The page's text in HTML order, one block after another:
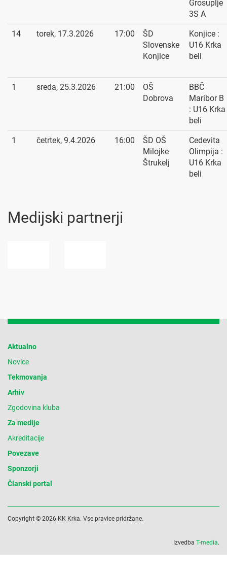
Grosuplje
3S A
14 torek, 17.3.2026 17:00
ŠD
Slovenske
Konjice
Konjice :
U16 Krka
beli
1 sreda, 25.3.2026 21:00
OŠ
Dobrova
BBČ
Maribor B
: U16 Krka
beli
1 četrtek, 9.4.2026 16:00
ŠD OŠ
Milojke
Štrukelj
Cedevita
Olimpija :
U16 Krka
beli
Medijski partnerji
Aktualno
Novice
Tekmovanja
Arhiv
Zgodovina kluba
Za medije
Akreditacije
Povezave
Sponzorji
Članski portal
Copyright © 2026 KK Krka. Vse pravice pridržane.
Izvedba T-media.